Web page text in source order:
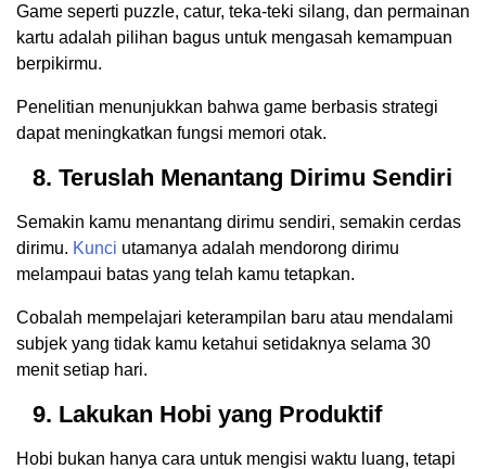
Game seperti puzzle, catur, teka-teki silang, dan permainan
kartu adalah pilihan bagus untuk mengasah kemampuan
berpikirmu.
Penelitian menunjukkan bahwa game berbasis strategi
dapat meningkatkan fungsi memori otak.
8. Teruslah Menantang Dirimu Sendiri
Semakin kamu menantang dirimu sendiri, semakin cerdas
dirimu. Kunci utamanya adalah mendorong dirimu
melampaui batas yang telah kamu tetapkan.
Cobalah mempelajari keterampilan baru atau mendalami
subjek yang tidak kamu ketahui setidaknya selama 30
menit setiap hari.
9. Lakukan Hobi yang Produktif
Hobi bukan hanya cara untuk mengisi waktu luang, tetapi